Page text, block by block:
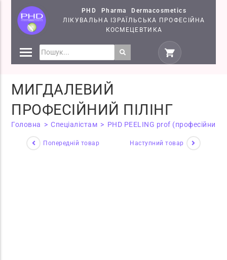
PHD Pharma Dermacosmetics
ЛІКУВАЛЬНА ІЗРАЇЛЬСЬКА ПРОФЕСІЙНА
КОСМЕЦЕВТИКА
КОСМЕЦЕВТИКИ PHD
СЕМІНАРИ
МИГДАЛЕВИЙ
ПРОФЕСІЙНИЙ ПІЛІНГ
Головна > Спеціалістам > PHD PEELING prof (професійний)
Попередній товар Наступний товар